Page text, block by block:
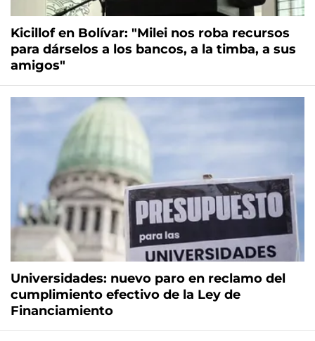
Kicillof en Bolívar: "Milei nos roba recursos
para dárselos a los bancos, a la timba, a sus
amigos"
Universidades: nuevo paro en reclamo del
cumplimiento efectivo de la Ley de
Financiamiento